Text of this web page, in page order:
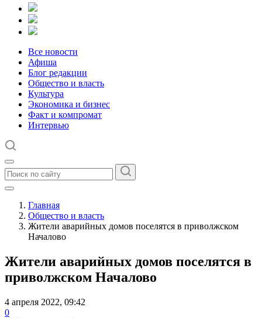
Все новости
Афиша
Блог редакции
Общество и власть
Культура
Экономика и бизнес
Факт и компромат
Интервью
Главная
Общество и власть
Жители аварийных домов поселятся в приволжском
Началово
Жители аварийных домов поселятся в
приволжском Началово
4 апреля 2022, 09:42
0